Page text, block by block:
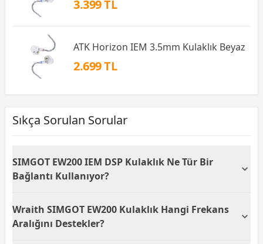
3.399 TL
ATK Horizon IEM 3.5mm Kulaklık Beyaz
2.699 TL
Sıkça Sorulan Sorular
SIMGOT EW200 IEM DSP Kulaklık Ne Tür Bir
Bağlantı Kullanıyor?
bağlantı türü kullanmaktadır. 3.5mm bağlantı girişi
sayesinde çeşitli cihazlarla uyumlu bir şekilde
kullanılabilir, bu da kullanıcıların kaliteli ses
Wraith SIMGOT EW200 Kulaklık Hangi Frekans
Aralığını Destekler?